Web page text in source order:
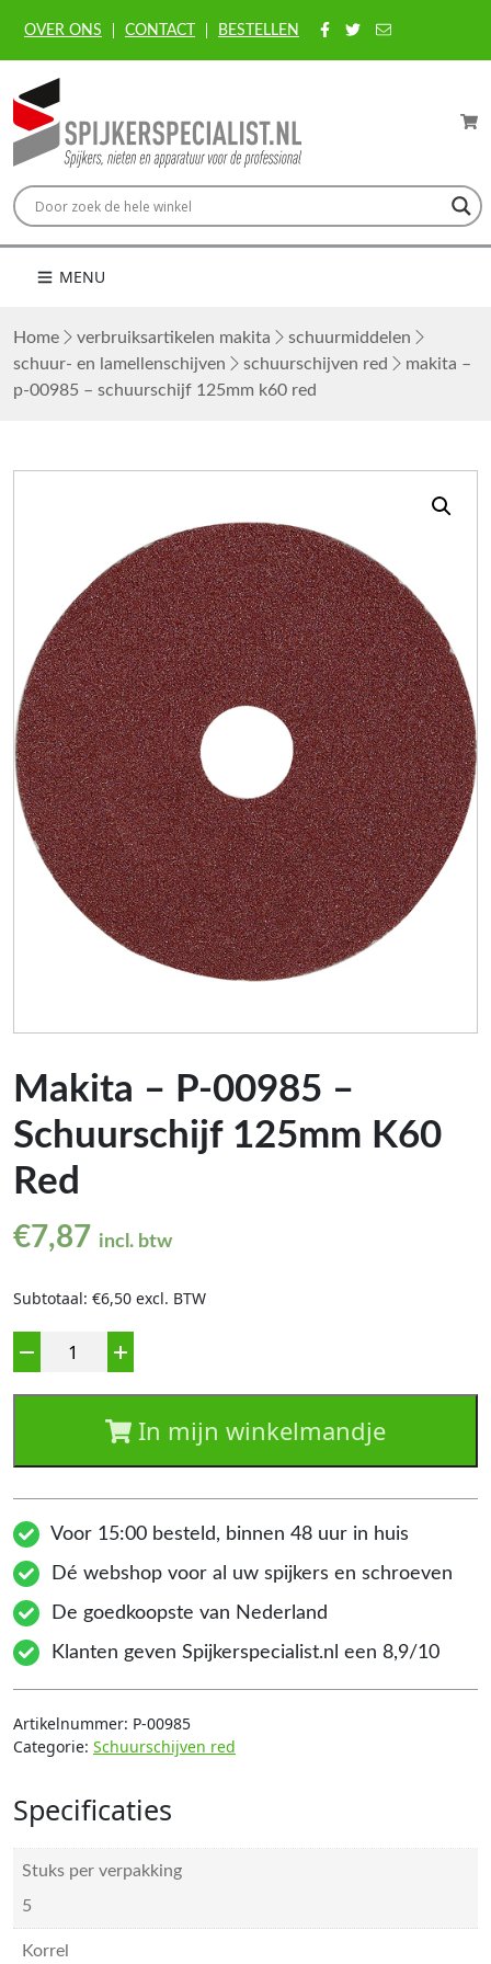
OVER ONS CONTACT BESTELLEN
MENU
Home verbruiksartikelen makita
schuurmiddelen
schuur- en lamellenschijven
schuurschijven red
makita –
p-00985 – schuurschijf 125mm k60 red
Makita – P-00985 –
Schuurschijf 125mm K60
Red
€7,87 incl. btw
Subtotaal: €6,50 excl. BTW
In mijn winkelmandje
Voor 15:00 besteld, binnen 48 uur in huis
Dé webshop voor al uw spijkers en schroeven
De goedkoopste van Nederland
Klanten geven Spijkerspecialist.nl een 8,9/10
Artikelnummer: P-00985
Categorie: Schuurschijven red
Specificaties
Stuks per verpakking
5
Korrel